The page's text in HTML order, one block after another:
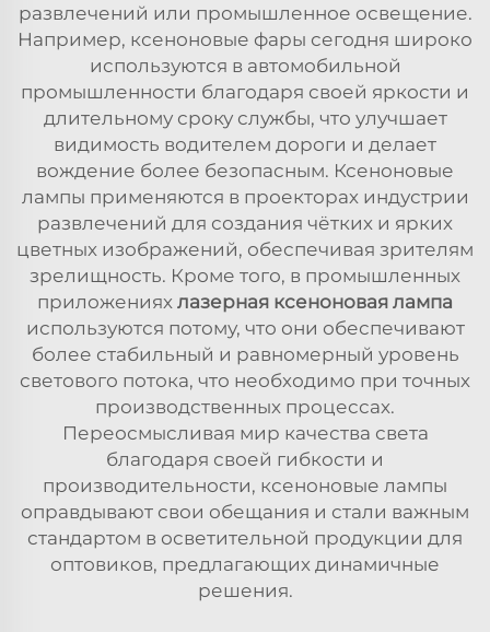
развлечений или промышленное освещение.
Например, ксеноновые фары сегодня широко
используются в автомобильной
промышленности благодаря своей яркости и
длительному сроку службы, что улучшает
видимость водителем дороги и делает
вождение более безопасным. Ксеноновые
лампы применяются в проекторах индустрии
развлечений для создания чётких и ярких
цветных изображений, обеспечивая зрителям
зрелищность. Кроме того, в промышленных
приложениях лазерная ксеноновая лампа
используются потому, что они обеспечивают
более стабильный и равномерный уровень
светового потока, что необходимо при точных
производственных процессах.
Переосмысливая мир качества света
благодаря своей гибкости и
производительности, ксеноновые лампы
оправдывают свои обещания и стали важным
стандартом в осветительной продукции для
оптовиков, предлагающих динамичные
решения.